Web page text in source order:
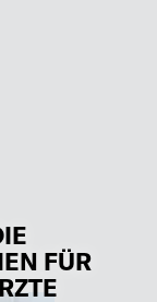
FÜR